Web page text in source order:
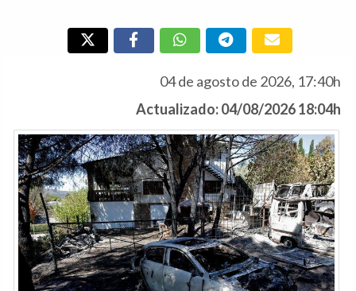
04 de agosto de 2026, 17:40h
Actualizado: 04/08/2026 18:04h